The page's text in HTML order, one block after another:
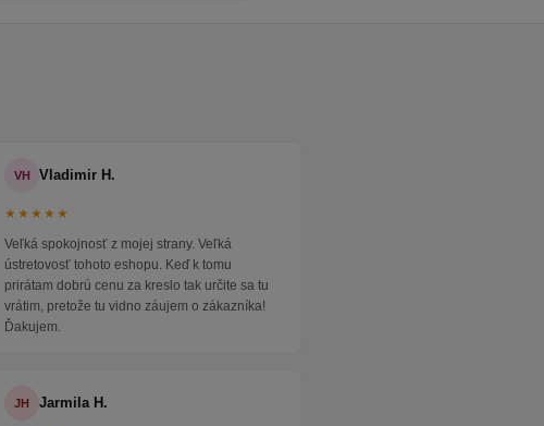
VH Vladimir H.
★★★★★
Veľká spokojnosť z mojej strany. Veľká
ústretovosť tohoto eshopu. Keď k tomu
prirátam dobrú cenu za kreslo tak určite sa tu
vrátim, pretože tu vidno záujem o zákazníka!
Ďakujem.
JH Jarmila H.